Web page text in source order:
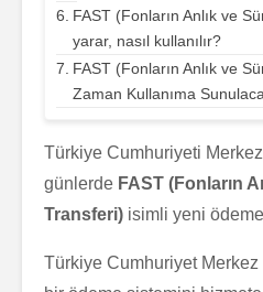
FAST (Fonların Anlık ve
yarar, nasıl kullanılır?
FAST (Fonların Anlık ve
Zaman Kullanıma
Türkiye Cumhuriyeti
günlerde FAST (Fonların
Transferi) isimli yeni ödeme
Türkiye Cumhuriyet Merkez